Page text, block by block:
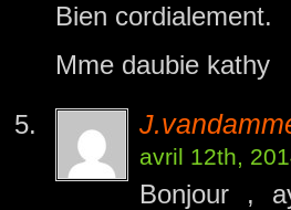
Bien cordialement.
Mme daubie kathy
avril 12th,
Bonjour ,